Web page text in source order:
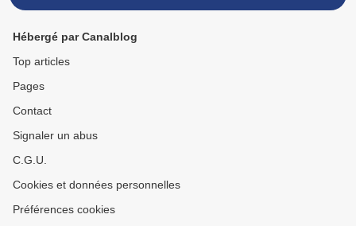
Hébergé par Canalblog
Top articles
Pages
Contact
Signaler un abus
C.G.U.
Cookies et données personnelles
Préférences cookies